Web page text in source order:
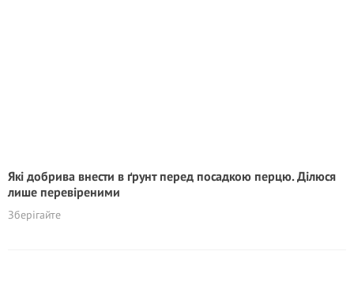
Які добрива внести в ґрунт перед посадкою перцю. Ділюся
лише перевіреними
Зберігайте